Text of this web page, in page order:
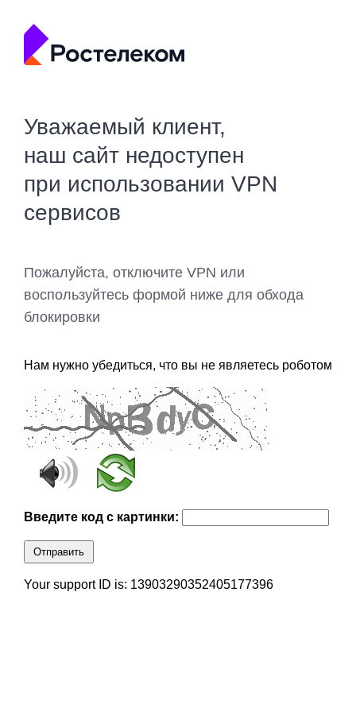
Уважаемый клиент,
наш сайт недоступен
при использовании VPN
сервисов
Пожалуйста, отключите VPN или
воспользуйтесь формой ниже для обхода
блокировки
Нам нужно убедиться, что вы не являетесь роботом
Введите код с картинки:
Отправить
Your support ID is: 13903290352405177396